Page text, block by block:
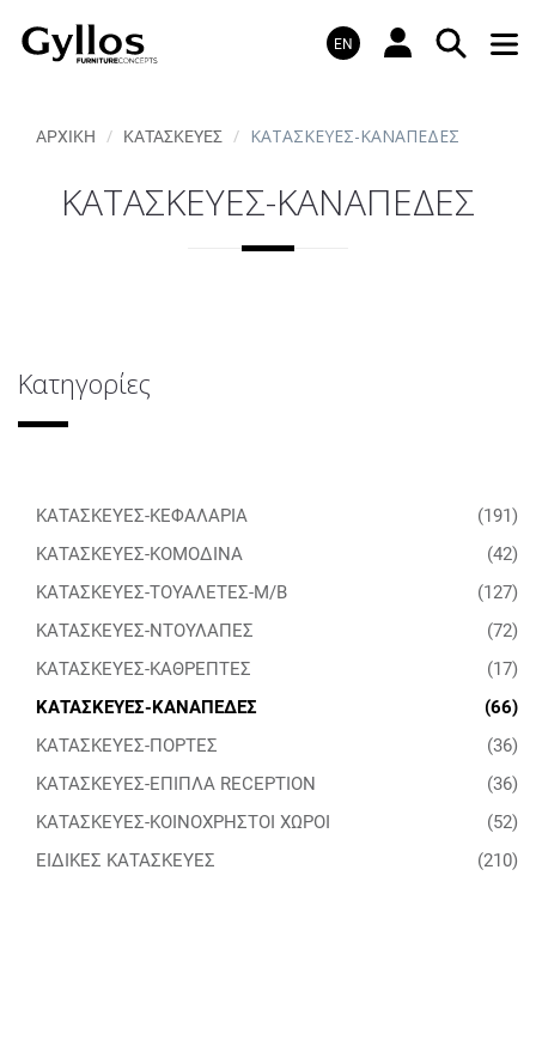
EN
ΑΡΧΙΚΗ ΚΑΤΑΣΚΕΥΕΣ ΚΑΤΑΣΚΕΥΕΣ-ΚΑΝΑΠΕΔΕΣ
ΚΑΤΑΣΚΕΥΕΣ-ΚΑΝΑΠΕΔΕΣ
Κατηγορίες
ΚΑΤΑΣΚΕΥΕΣ-ΚΕΦΑΛΑΡΙΑ
(191)
ΚΑΤΑΣΚΕΥΕΣ-ΚΟΜΟΔΙΝΑ
(42)
ΚΑΤΑΣΚΕΥΕΣ-ΤΟΥΑΛΕΤΕΣ-Μ/Β
(127)
ΚΑΤΑΣΚΕΥΕΣ-ΝΤΟΥΛΑΠΕΣ
(72)
ΚΑΤΑΣΚΕΥΕΣ-ΚΑΘΡΕΠΤΕΣ
(17)
ΚΑΤΑΣΚΕΥΕΣ-ΚΑΝΑΠΕΔΕΣ
(66)
ΚΑΤΑΣΚΕΥΕΣ-ΠΟΡΤΕΣ
(36)
ΚΑΤΑΣΚΕΥΕΣ-ΕΠΙΠΛΑ RECEPTION
(36)
ΚΑΤΑΣΚΕΥΕΣ-ΚΟΙΝΟΧΡΗΣΤΟΙ ΧΩΡΟΙ
(52)
ΕΙΔΙΚΕΣ ΚΑΤΑΣΚΕΥΕΣ
(210)